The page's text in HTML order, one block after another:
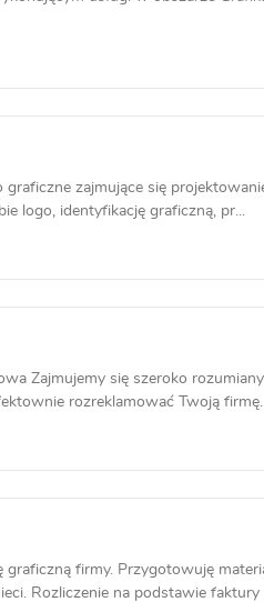
graficzne zajmujące się
logo, identyfikację graficzną, pr...
Zajmujemy się szeroko
rozreklamować Twoją
graficzną firmy. Przygotowuję
Rozliczenie na podstawie faktury